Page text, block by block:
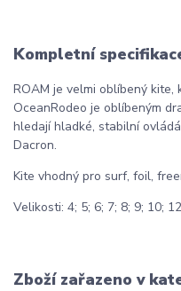
Kompletní
ROAM je velmi oblíbený kite,
OceanRodeo je oblíbeným
hledají hladké, stabilní
Dacron.
Kite vhodný pro surf, foil,
Velikosti: 4; 5; 6; 7; 8; 9; 10;
Zboží zařazeno v